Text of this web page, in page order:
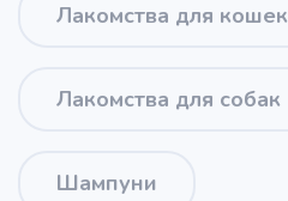
Лакомства для кошек
Лакомства для собак
Шампуни